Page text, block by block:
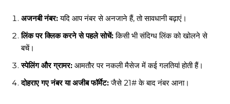
अजनबी नंबर:यदि आप नंबर से अनजाने हैं, तो सावधानी बढ़ाएं।
लिंक पर क्लिक करने से पहले सोचें:किसी भी संदिग्ध लिंक को खोलने से
बचें।
स्पेलिंग और ग्रामर: आमतौर पर नकली मैसेज में कई गलतियां होती हैं।
दोहराए गए नंबर या अजीब फॉर्मेट:जैसे 21# के बाद नंबर आना।